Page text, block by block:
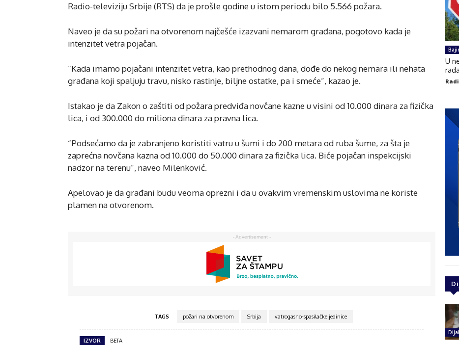
Radio-televiziju Srbije (RTS) da je prošle godine u istom periodu bilo 5.566 požara.
Naveo je da su požari na otvorenom najčešće izazvani nemarom građana, pogotovo kada je
intenzitet vetra pojačan.
“Kada imamo pojačani intenzitet vetra, kao prethodnog dana, dođe do nekog nemara ili nehata
građana koji spaljuju travu, nisko rastinje, biljne ostatke, pa i smeće”, kazao je.
Istakao je da Zakon o zaštiti od požara predviđa novčane kazne u visini od 10.000 dinara za fizička
lica, i od 300.000 do miliona dinara za pravna lica.
“Podsećamo da je zabranjeno koristiti vatru u šumi i do 200 metara od ruba šume, za šta je
zaprećna novčana kazna od 10.000 do 50.000 dinara za fizička lica. Biće pojačan inspekcijski
nadzor na terenu”, naveo Milenković.
Apelovao je da građani budu veoma oprezni i da u ovakvim vremenskim uslovima ne koriste
plamen na otvorenom.
- Advertisement -
TAGS požari na otvorenom Srbija vatrogasno-spasilačke jedinice
IZVOR BETA
U